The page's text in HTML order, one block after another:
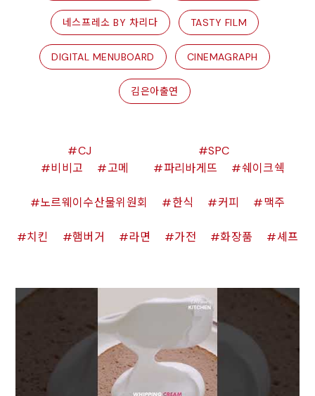
네스프레소 BY 차리다 TASTY FILM
DIGITAL MENUBOARD CINEMAGRAPH
김은아출연
CJ
비비고
고메
SPC
파리바게뜨
쉐이크쉑
노르웨이수산물위원회 한식 커피 맥주
치킨 햄버거 라면 가전 화장품 셰프